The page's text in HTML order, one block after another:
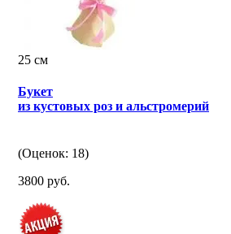
25 см
Букет
из кустовых роз и альстромерий
(Оценок: 18)
3800 руб.